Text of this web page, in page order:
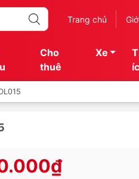
Trang chủ
Cho
thuê
Xe